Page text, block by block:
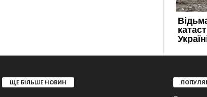
ЩЕ БІЛЬШЕ НОВИН